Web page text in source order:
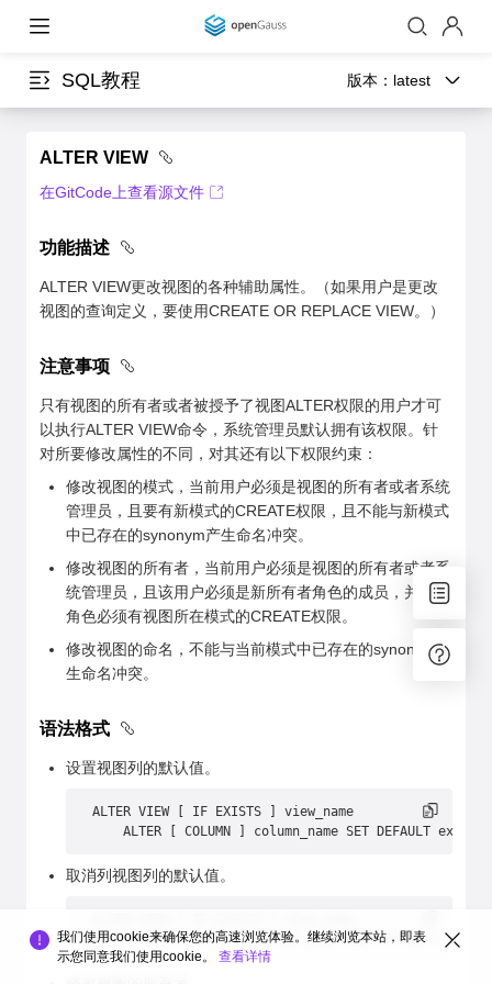
SQL教程 版本： latest
ALTER VIEW
在GitCode上查看源文件
功能描述
ALTER VIEW更改视图的各种辅助属性。（如果用户是更改
视图的查询定义，要使用CREATE OR REPLACE VIEW。）
注意事项
只有视图的所有者或者被授予了视图ALTER权限的用户才可
以执行ALTER VIEW命令，系统管理员默认拥有该权限。针
对所要修改属性的不同，对其还有以下权限约束：
修改视图的模式，当前用户必须是视图的所有者或者系统
管理员，且要有新模式的CREATE权限，且不能与新模式
中已存在的synonym产生命名冲突。
修改视图的所有者，当前用户必须是视图的所有者或者系
统管理员，且该用户必须是新所有者角色的成员，并且此
角色必须有视图所在模式的CREATE权限。
修改视图的命名，不能与当前模式中已存在的synonym产
生命名冲突。
语法格式
设置视图列的默认值。
ALTER VIEW [ IF EXISTS ] view_name
ALTER [ COLUMN ] column_name SET DEFAULT
取消列视图列的默认值。
    ALTER [ COLUMN ] column_name DROP DEFAULT;
我们使用cookie来确保您的高速浏览体验。继续浏览本站，即表
示您同意我们使用cookie。 查看详情